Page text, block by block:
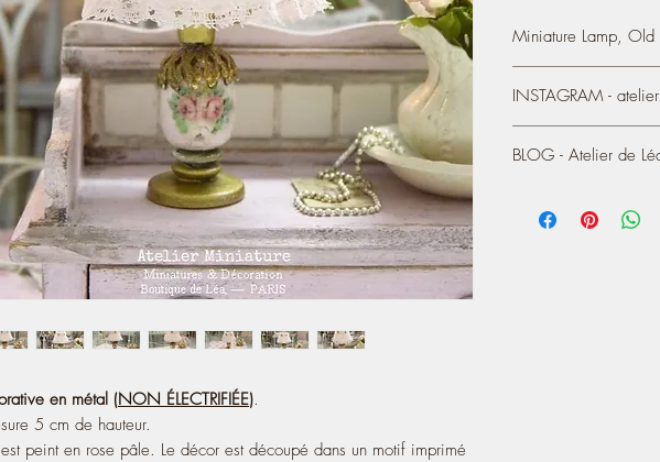
en métal (NON ÉLECTRIFIÉE).
5 cm de hauteur.
peint en rose pâle. Le décor est découpé dans un motif imprimé
Miniature Lamp,
Soft Pink
Decorative metal lamp
printed on paper.
INSTAGRAM -
https://
BLOG - Atelier de
online since 2004: